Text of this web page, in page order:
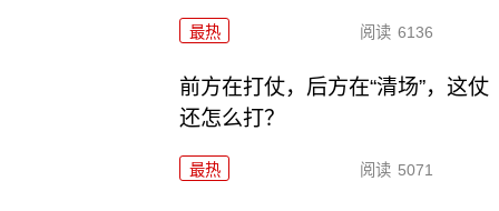
最热 阅读 6136
前方在打仗，后方在“清场”，这仗
还怎么打？
最热 阅读 5071